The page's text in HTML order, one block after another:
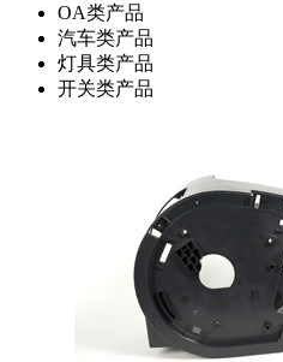
OA类产品
汽车类产品
灯具类产品
开关类产品